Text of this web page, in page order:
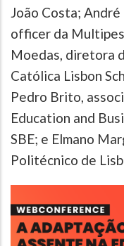
João Costa;
officer da
Moedas, diretora
Católica Lisbon
Pedro Brito,
Education and
SBE; e Elmano
Politécnico de